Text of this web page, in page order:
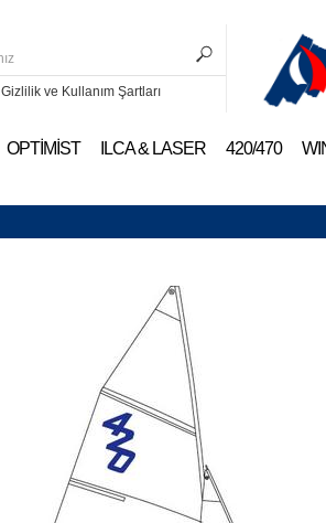
Gizlilik ve Kullanım Şartları
OPTİMİST ILCA & LASER 420/470